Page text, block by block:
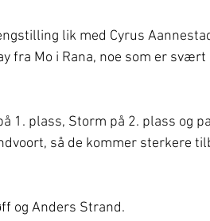
lik med Cyrus
fra Mo i Rana, noe som er svært
1. plass, Storm på 2. plass og
så de kommer sterkere
og Anders Strand.